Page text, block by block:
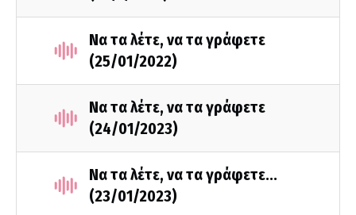
Να τα λέτε, να τα γράφετε
(25/01/2022)
Να τα λέτε, να τα γράφετε
(24/01/2023)
Να τα λέτε, να τα γράφετε...
(23/01/2023)